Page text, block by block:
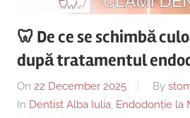
Iulia
|
Centru
dentar,
Stomatologie
Dentist,
Strada
Ion
🦷 De ce se schimbă
după tratamentul
On 22 December 2025 By
In Dentist Alba Iulia, Endodonție la